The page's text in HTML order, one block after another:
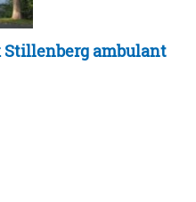
ambulant